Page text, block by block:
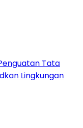
Tata
Lingkungan